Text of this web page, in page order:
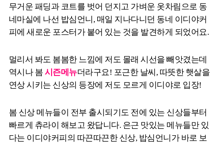
무거운 패딩과 코트를 벗어 던지고 가벼운 옷차림으로 동
네마실에 나선 밥심언니, 매일 지나다니던 동네 이디야커
피에 새로운 포스터가 붙어 있는 것을 발견하게 되었어요.
멀리서 봐도 봄봄한 느낌에 저도 몰래 시선을 빼앗겼는데
역시나 봄 시즌메뉴더라구요! 포근한 날씨, 따뜻한 햇살을
연상 시키는 신상의 등장에 저도 모르게 이디야로 입장!
봄 신상 메뉴들이 전부 출시되기도 전에 있는 신상들부터
빠르게 츄라이 해보고 왔답니다. 은근 맛있는 메뉴들만 있
다는 이디야커피의 따끈따끈한 신상, 밥심언니가 바로 보